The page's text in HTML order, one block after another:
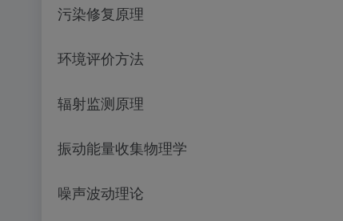
污染修复原理
环境评价方法
辐射监测原理
振动能量收集物理学
噪声波动理论